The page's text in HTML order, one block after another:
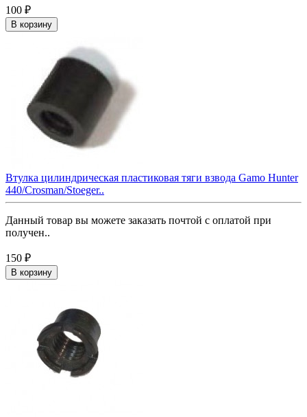
100 ₽
В корзину
Втулка цилиндрическая пластиковая тяги взвода Gamo Hunter
440/Crosman/Stoeger..
Данный товар вы можете заказать почтой с оплатой при
получен..
150 ₽
В корзину